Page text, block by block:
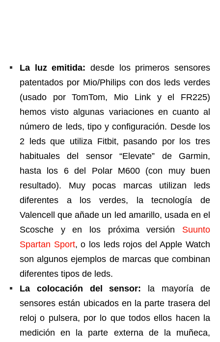
La luz emitida: desde los primeros sensores
patentados por Mio/Philips con dos leds verdes
(usado por TomTom, Mio Link y el FR225)
hemos visto algunas variaciones en cuanto al
número de leds, tipo y configuración. Desde los
2 leds que utiliza Fitbit, pasando por los tres
habituales del sensor “Elevate” de Garmin,
hasta los 6 del Polar M600 (con muy buen
resultado). Muy pocas marcas utilizan leds
diferentes a los verdes, la tecnología de
Valencell que añade un led amarillo, usada en el
Scosche y en los próxima versión Suunto
Spartan Sport, o los leds rojos del Apple Watch
son algunos ejemplos de marcas que combinan
diferentes tipos de leds.
La colocación del sensor: la mayoría de
sensores están ubicados en la parte trasera del
reloj o pulsera, por lo que todos ellos hacen la
medición en la parte externa de la muñeca,